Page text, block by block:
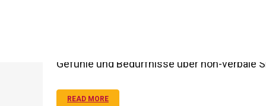
Die Signale des
Gefühle und Bedürfnisse über non-verbale
READ MORE